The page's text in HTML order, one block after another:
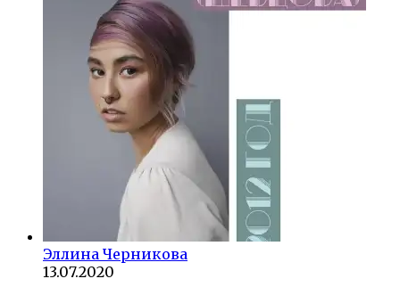
Эллина Черникова
13.07.2020